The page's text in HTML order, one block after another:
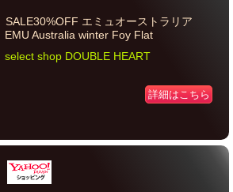
SALE30%OFF エミュオーストラリア
EMU Australia winter Foy Flat
select shop DOUBLE HEART
詳細はこちら